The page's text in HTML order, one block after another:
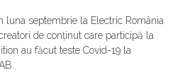
luna septembrie la Electric România
de conținut care participă la
au făcut teste Covid-19 la